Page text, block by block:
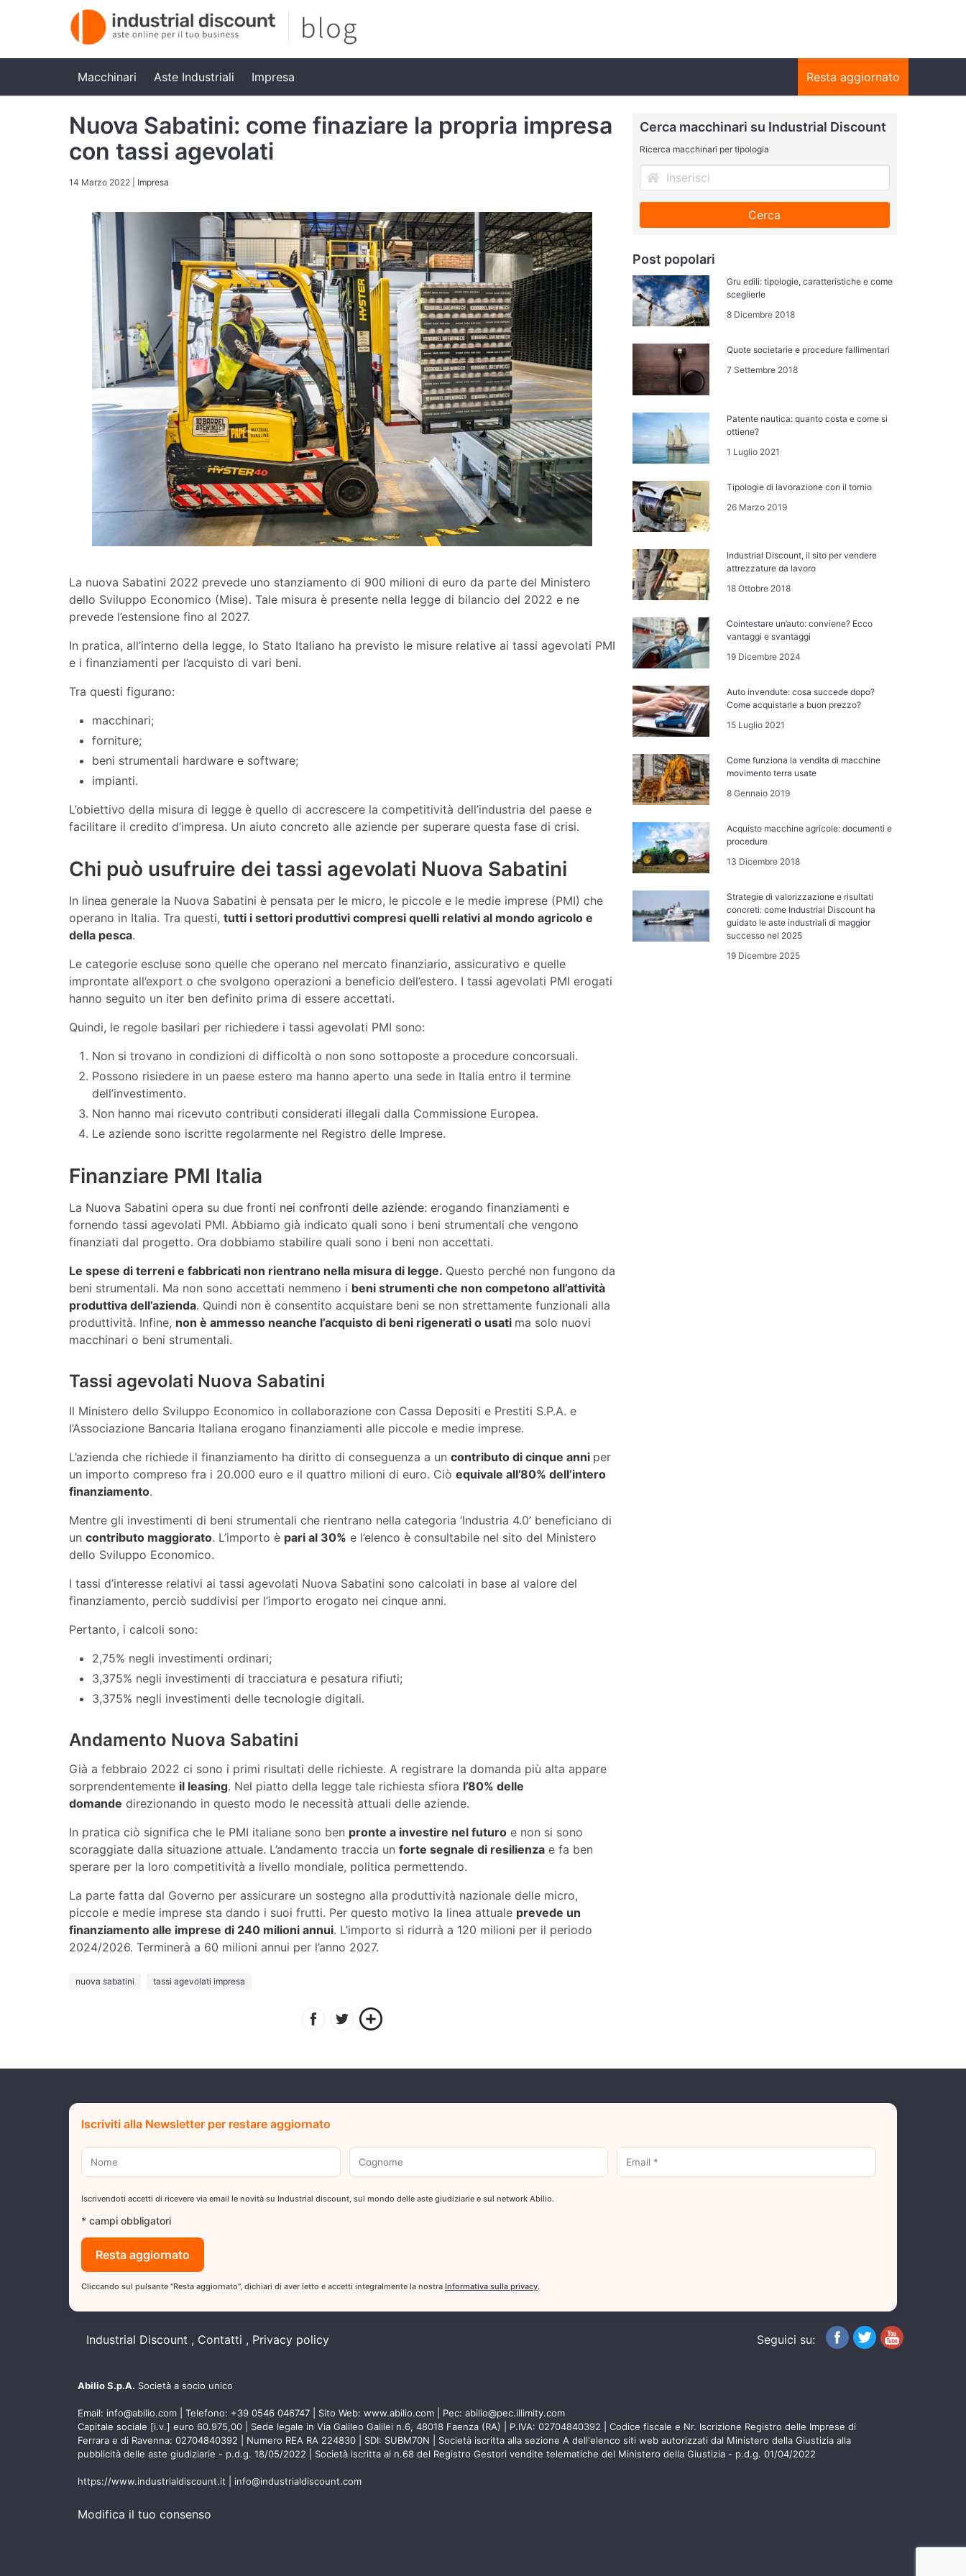
Macchinari Aste Industriali Impresa Resta aggiornato
Nuova Sabatini: come finaziare la propria impresa
con tassi agevolati
14 Marzo 2022 Impresa
La nuova Sabatini 2022 prevede uno stanziamento di 900 milioni di euro da parte del Ministero
dello Sviluppo Economico (Mise). Tale misura è presente nella legge di bilancio del 2022 e ne
prevede l’estensione fino al 2027.
In pratica, all’interno della legge, lo Stato Italiano ha previsto le misure relative ai tassi agevolati PMI
e i finanziamenti per l’acquisto di vari beni.
Tra questi figurano:
macchinari;
forniture;
beni strumentali hardware e software;
impianti.
L’obiettivo della misura di legge è quello di accrescere la competitività dell’industria del paese e
facilitare il credito d’impresa. Un aiuto concreto alle aziende per superare questa fase di crisi.
Chi può usufruire dei tassi agevolati Nuova Sabatini
In linea generale la Nuova Sabatini è pensata per le micro, le piccole e le medie imprese (PMI) che
operano in Italia. Tra questi, tutti i settori produttivi compresi quelli relativi al mondo agricolo e
della pesca.
Le categorie escluse sono quelle che operano nel mercato finanziario, assicurativo e quelle
improntate all’export o che svolgono operazioni a beneficio dell’estero. I tassi agevolati PMI erogati
hanno seguito un iter ben definito prima di essere accettati.
Quindi, le regole basilari per richiedere i tassi agevolati PMI sono:
Non si trovano in condizioni di difficoltà o non sono sottoposte a procedure concorsuali.
Possono risiedere in un paese estero ma hanno aperto una sede in Italia entro il termine
dell’investimento.
Non hanno mai ricevuto contributi considerati illegali dalla Commissione Europea.
Le aziende sono iscritte regolarmente nel Registro delle Imprese.
Finanziare PMI Italia
La Nuova Sabatini opera su due fronti nei confronti delle aziende: erogando finanziamenti e
fornendo tassi agevolati PMI. Abbiamo già indicato quali sono i beni strumentali che vengono
finanziati dal progetto. Ora dobbiamo stabilire quali sono i beni non accettati.
Le spese di terreni e fabbricati non rientrano nella misura di legge. Questo perché non fungono da
beni strumentali. Ma non sono accettati nemmeno i beni strumenti che non competono all’attività
produttiva dell’azienda. Quindi non è consentito acquistare beni se non strettamente funzionali alla
produttività. Infine, non è ammesso neanche l’acquisto di beni rigenerati o usati ma solo nuovi
macchinari o beni strumentali.
Tassi agevolati Nuova Sabatini
Il Ministero dello Sviluppo Economico in collaborazione con Cassa Depositi e Prestiti S.P.A. e
l’Associazione Bancaria Italiana erogano finanziamenti alle piccole e medie imprese.
L’azienda che richiede il finanziamento ha diritto di conseguenza a un contributo di cinque anni per
un importo compreso fra i 20.000 euro e il quattro milioni di euro. Ciò equivale all’80% dell’intero
finanziamento.
Mentre gli investimenti di beni strumentali che rientrano nella categoria ‘Industria 4.0’ beneficiano di
un contributo maggiorato. L’importo è pari al 30% e l’elenco è consultabile nel sito del Ministero
dello Sviluppo Economico.
I tassi d’interesse relativi ai tassi agevolati Nuova Sabatini sono calcolati in base al valore del
finanziamento, perciò suddivisi per l’importo erogato nei cinque anni.
Pertanto, i calcoli sono:
2,75% negli investimenti ordinari;
3,375% negli investimenti di tracciatura e pesatura rifiuti;
3,375% negli investimenti delle tecnologie digitali.
Andamento Nuova Sabatini
Già a febbraio 2022 ci sono i primi risultati delle richieste. A registrare la domanda più alta appare
sorprendentemente il leasing. Nel piatto della legge tale richiesta sfiora l’80% delle
domande direzionando in questo modo le necessità attuali delle aziende.
In pratica ciò significa che le PMI italiane sono ben pronte a investire nel futuro e non si sono
scoraggiate dalla situazione attuale. L’andamento traccia un forte segnale di resilienza e fa ben
sperare per la loro competitività a livello mondiale, politica permettendo.
La parte fatta dal Governo per assicurare un sostegno alla produttività nazionale delle micro,
piccole e medie imprese sta dando i suoi frutti. Per questo motivo la linea attuale prevede un
finanziamento alle imprese di 240 milioni annui. L’importo si ridurrà a 120 milioni per il periodo
2024/2026. Terminerà a 60 milioni annui per l’anno 2027.
nuova sabatini tassi agevolati impresa
Cerca macchinari su Industrial Discount
Ricerca macchinari per tipologia
Cerca
Post popolari
Gru edili: tipologie, caratteristiche e come
sceglierle
8 Dicembre 2018
Quote societarie e procedure fallimentari
7 Settembre 2018
Patente nautica: quanto costa e come si
ottiene?
1 Luglio 2021
Tipologie di lavorazione con il tornio
26 Marzo 2019
Industrial Discount, il sito per vendere
attrezzature da lavoro
18 Ottobre 2018
Cointestare un’auto: conviene? Ecco
vantaggi e svantaggi
19 Dicembre 2024
Auto invendute: cosa succede dopo?
Come acquistarle a buon prezzo?
15 Luglio 2021
Come funziona la vendita di macchine
movimento terra usate
8 Gennaio 2019
Acquisto macchine agricole: documenti e
procedure
13 Dicembre 2018
Strategie di valorizzazione e risultati
concreti: come Industrial Discount ha
guidato le aste industriali di maggior
successo nel 2025
19 Dicembre 2025
Iscriviti alla Newsletter per restare aggiornato
Iscrivendoti accetti di ricevere via email le novità su Industrial discount, sul mondo delle aste giudiziarie e sul network Abilio.
* campi obbligatori
Cliccando sul pulsante "Resta aggiornato", dichiari di aver letto e accetti integralmente la nostra Informativa sulla privacy.
Industrial Discount Contatti Privacy policy Seguici su:
Abilio S.p.A. Società a socio unico
Email: info@abilio.com | Telefono: +39 0546 046747 | Sito Web: www.abilio.com | Pec: abilio@pec.illimity.com
Capitale sociale [i.v.] euro 60.975,00 | Sede legale in Via Galileo Galilei n.6, 48018 Faenza (RA) | P.IVA: 02704840392 | Codice fiscale e Nr. Iscrizione Registro delle Imprese di
Ferrara e di Ravenna: 02704840392 | Numero REA RA 224830 | SDI: SUBM70N | Società iscritta alla sezione A dell'elenco siti web autorizzati dal Ministero della Giustizia alla
pubblicità delle aste giudiziarie - p.d.g. 18/05/2022 | Società iscritta al n.68 del Registro Gestori vendite telematiche del Ministero della Giustizia - p.d.g. 01/04/2022
https://www.industrialdiscount.it info@industrialdiscount.com
Modifica il tuo consenso